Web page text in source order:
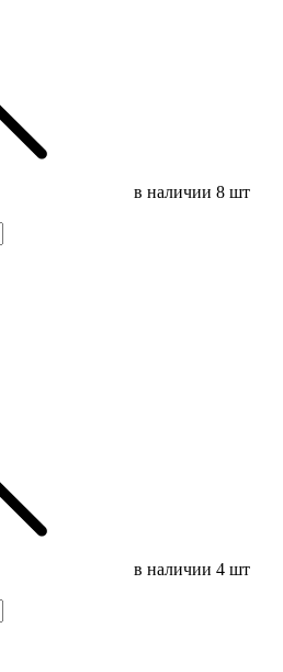
в наличии 8 шт
в наличии 4 шт